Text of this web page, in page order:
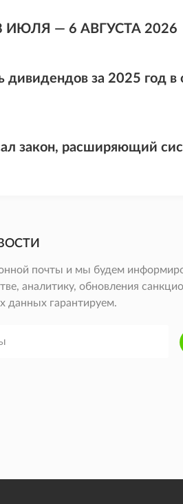
ИЮЛЯ — 6 АВГУСТА 2026
дивидендов за 2025 год
закон, расширяющий
почты и мы будем
аналитику, обновления
данных гарантируем.